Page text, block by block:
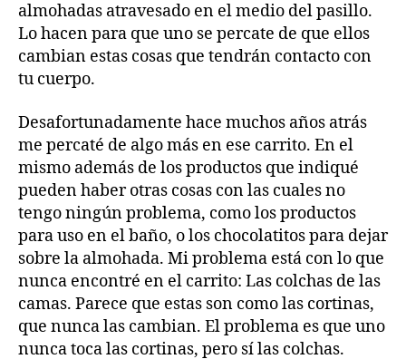
almohadas atravesado en el medio del pasillo.
Lo hacen para que uno se percate de que ellos
cambian estas cosas que tendrán contacto con
tu cuerpo.
Desafortunadamente hace muchos años atrás
me percaté de algo más en ese carrito. En el
mismo además de los productos que indiqué
pueden haber otras cosas con las cuales no
tengo ningún problema, como los productos
para uso en el baño, o los chocolatitos para dejar
sobre la almohada. Mi problema está con lo que
nunca encontré en el carrito: Las colchas de las
camas. Parece que estas son como las cortinas,
que nunca las cambian. El problema es que uno
nunca toca las cortinas, pero sí las colchas.